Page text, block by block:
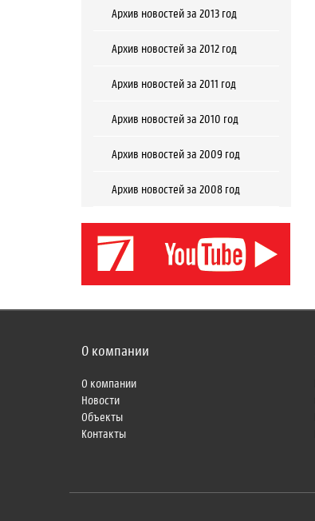
Архив новостей за 2013 год
Архив новостей за 2012 год
Архив новостей за 2011 год
Архив новостей за 2010 год
Архив новостей за 2009 год
Архив новостей за 2008 год
О компании
О компании
Новости
Объекты
Контакты